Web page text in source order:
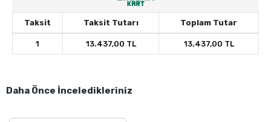
Taksit Taksit Tutarı Toplam Tutar
1 13.437,00 TL 13.437,00 TL
Daha Önce İnceledikleriniz